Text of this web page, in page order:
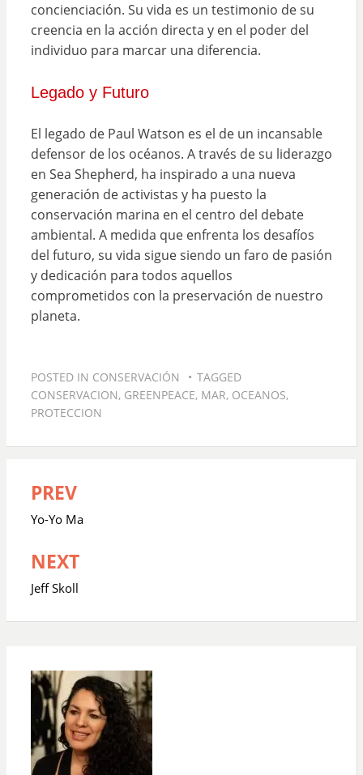
concienciación. Su vida es un testimonio de su
creencia en la acción directa y en el poder del
individuo para marcar una diferencia.
Legado y Futuro
El legado de Paul Watson es el de un incansable
defensor de los océanos. A través de su liderazgo
en Sea Shepherd, ha inspirado a una nueva
generación de activistas y ha puesto la
conservación marina en el centro del debate
ambiental. A medida que enfrenta los desafíos
del futuro, su vida sigue siendo un faro de pasión
y dedicación para todos aquellos
comprometidos con la preservación de nuestro
planeta.
POSTED IN CONSERVACIÓN
TAGGED
CONSERVACION, GREENPEACE, MAR, OCEANOS,
PROTECCION
Navegación
de
PREV
Yo-Yo Ma
NEXT
Jeff Skoll